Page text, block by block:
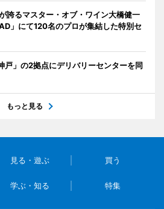
誇るマスター・オブ・ワイン大橋健一
」にて120名のプロが集結した特別セ
戸」の2拠点にデリバリーセンターを同
もっと見る
見る・遊ぶ 買う
学ぶ・知る 特集